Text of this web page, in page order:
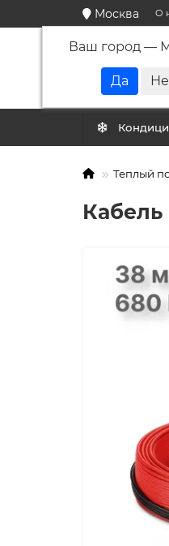
Москва
Ваш город —
О
Теплый
Кабель